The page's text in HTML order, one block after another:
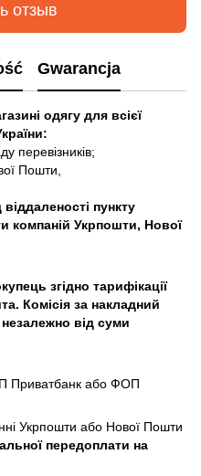
отзыв
Gwarancja
одягу для всієї
перевізників;
Пошти,
пункту
компаній Укрпошти, Нової
згідно тарифікації
Комісія за накладний
від суми
Приватбанк або ФОП
Укрпошти або Нової Пошти
передоплати на